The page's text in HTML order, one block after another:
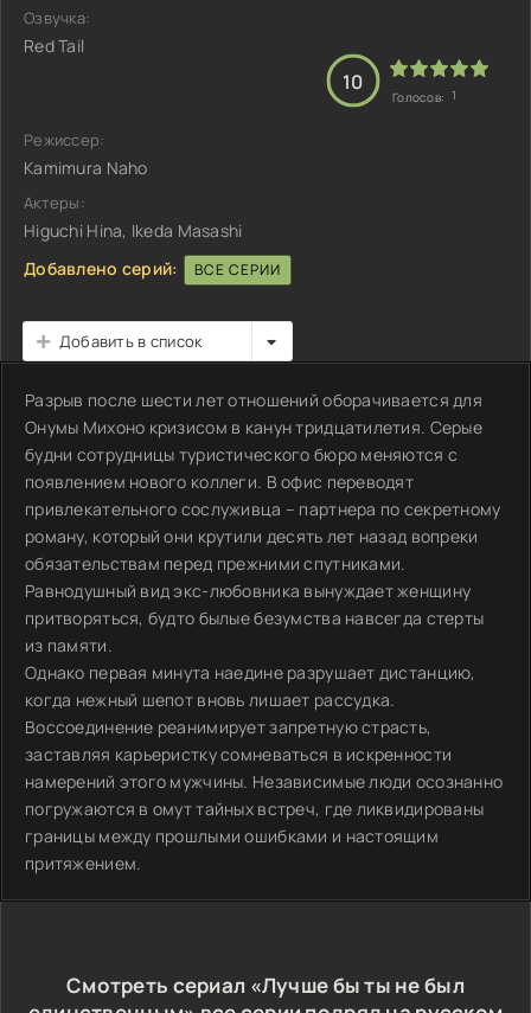
Озвучка:
Red Tail
10
Голосов: 1
Режиссер:
Kamimura Naho
Актеры:
Higuchi Hina, Ikeda Masashi
Добавлено серий:
ВСЕ СЕРИИ
Добавить в список
Разрыв после шести лет отношений оборачивается для
Онумы Михоно кризисом в канун тридцатилетия. Серые
будни сотрудницы туристического бюро меняются с
появлением нового коллеги. В офис переводят
привлекательного сослуживца – партнера по секретному
роману, который они крутили десять лет назад вопреки
обязательствам перед прежними спутниками.
Равнодушный вид экс-любовника вынуждает женщину
притворяться, будто былые безумства навсегда стерты
из памяти.
Однако первая минута наедине разрушает дистанцию,
когда нежный шепот вновь лишает рассудка.
Воссоединение реанимирует запретную страсть,
заставляя карьеристку сомневаться в искренности
намерений этого мужчины. Независимые люди осознанно
погружаются в омут тайных встреч, где ликвидированы
границы между прошлыми ошибками и настоящим
притяжением.
Смотреть сериал «Лучше бы ты не был